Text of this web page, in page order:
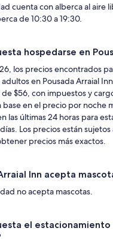
cuenta con alberca al aire
de 10:30 a 19:30.
hospedarse en
los precios encontrados
en Pousada Arraial
$56, con impuestos y
base en el precio por noche
las últimas 24 horas para
Los precios están sujetos
precios más exactos.
Inn acepta
no acepta mascotas.
el estacionamiento